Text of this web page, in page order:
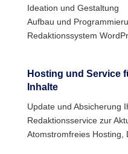
Ideation und Gestaltung
Aufbau und
Redaktionssystem
Hosting und Service
Inhalte
Update und Absicherung
Redaktionsservice zur
Atomstromfreies Hosting,